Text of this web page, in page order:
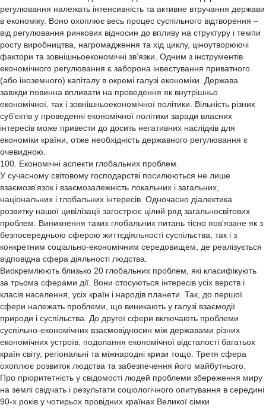
регулювання належать інтенсивність та активне втручання держави
в економіку. Воно охоплює весь процес суспільного відтворення –
від регулювання ринкових відносин до впливу на структуру і темпи
росту виробництва, нагромадження та хід циклу, ціноутворюючі
фактори та зовнішньоекономічні зв’язки. Одним з інструментів
економічного регулювання є заборона інвестування приватного
(або іноземного) капіталу в окремі галузі економіки. Держава
завжди повинна впливати на проведення як внутрішньо
економічної, так і зовнішньоекономічної політики. Вільність різних
суб’єктів у проведенні економічної політики заради власних
інтересів може привести до досить негативних наслідків для
економіки країни, отже необхідність державного регулювання є
очевидною.
100. Економічні аспекти глобальних проблем.
У сучасному світовому господарстві посилюються не лише
взаємозв'язок і взаємозалежність локальних і загальних,
національних і глобальних інтересів. Одночасно діалектика
розвитку нашої цивілізації загострює цілий ряд загальносвітових
проблем. Виникнення таких глобальних питань тісно пов'язане як з
безпосередньою сферою життєдіяльності суспільства, так і з
конкретним соціально-економічним середовищем, де реалізується
відповідна сфера діяльності людства.
Виокремлюють близько 20 глобальних проблем, які класифікують
за трьома сферами дії. Вони стосуються інтересів усіх верств і
класів населення, усіх країн і народів планети. Так, до першої
сфери належать проблеми, що виникають у галузі взаємодії
природи і суспільства. До другої сфери включають проблеми
суспільно-економічних взаємовідносин між державами різних
економічних устроїв, подолання економічної відсталості багатьох
країн світу, регіональні та міжнародні кризи тощо. Третя сфера
охоплює розвиток людства та забезпечення його майбутнього.
Про пріоритетність у свідомості людей проблеми збереження миру
на землі свідчать і результати соціологічного опитування в середині
90-х років у чотирьох провідних країнах Великої сімки